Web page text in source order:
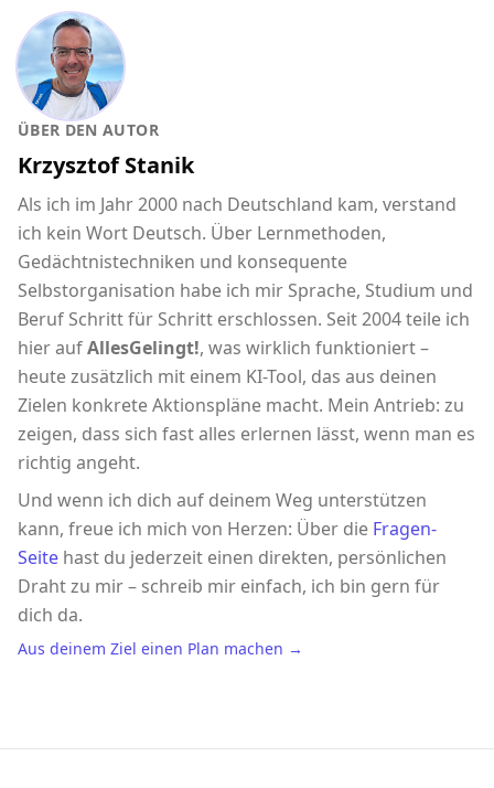
ÜBER DEN AUTOR
Krzysztof Stanik
Als ich im Jahr 2000 nach Deutschland kam, verstand
ich kein Wort Deutsch. Über Lernmethoden,
Gedächtnistechniken und konsequente
Selbstorganisation habe ich mir Sprache, Studium und
Beruf Schritt für Schritt erschlossen. Seit 2004 teile ich
hier aufAllesGelingt!, was wirklich funktioniert –
heute zusätzlich mit einem KI-Tool, das aus deinen
Zielen konkrete Aktionspläne macht. Mein Antrieb: zu
zeigen, dass sich fast alles erlernen lässt, wenn man es
richtig angeht.
Und wenn ich dich auf deinem Weg unterstützen
kann, freue ich mich von Herzen: Über die Fragen-
Seite hast du jederzeit einen direkten, persönlichen
Draht zu mir – schreib mir einfach, ich bin gern für
dich da.
Aus deinem Ziel einen Plan machen →